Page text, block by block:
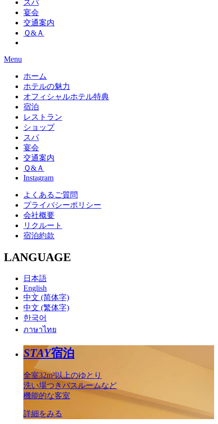
スパ
宴会
交通案内
Ｑ&Ａ
Menu
ホーム
ホテルの魅力
オフィシャルホテル特典
宿泊
レストラン
ショップ
スパ
宴会
交通案内
Ｑ&Ａ
Instagram
よくあるご質問
プライバシーポリシー
会社概要
リクルート
宿泊約款
LANGUAGE
日本語
English
中文 (简体字)
中文 (繁体字)
한국어
ภาษาไทย
STAY宿泊
全室32m²以上のゆとり
洗い場つきバスルームなど
機能的な客室
詳細をみる